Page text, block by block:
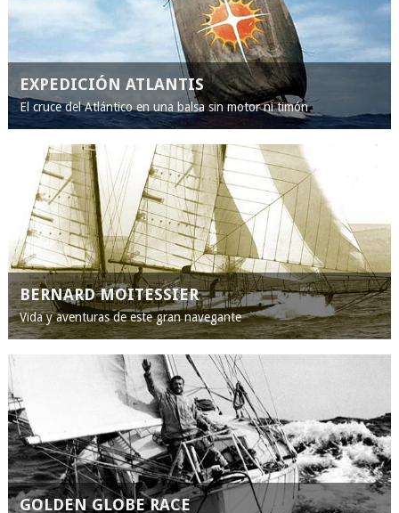
EXPEDICIÓN ATLANTIS
El cruce del Atlántico en una balsa sin motor ni timón
BERNARD MOITESSIER
Vida y aventuras de este gran navegante
GOLDEN GLOBE RACE